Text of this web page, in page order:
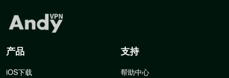
产品
iOS下载
支持
帮助中心